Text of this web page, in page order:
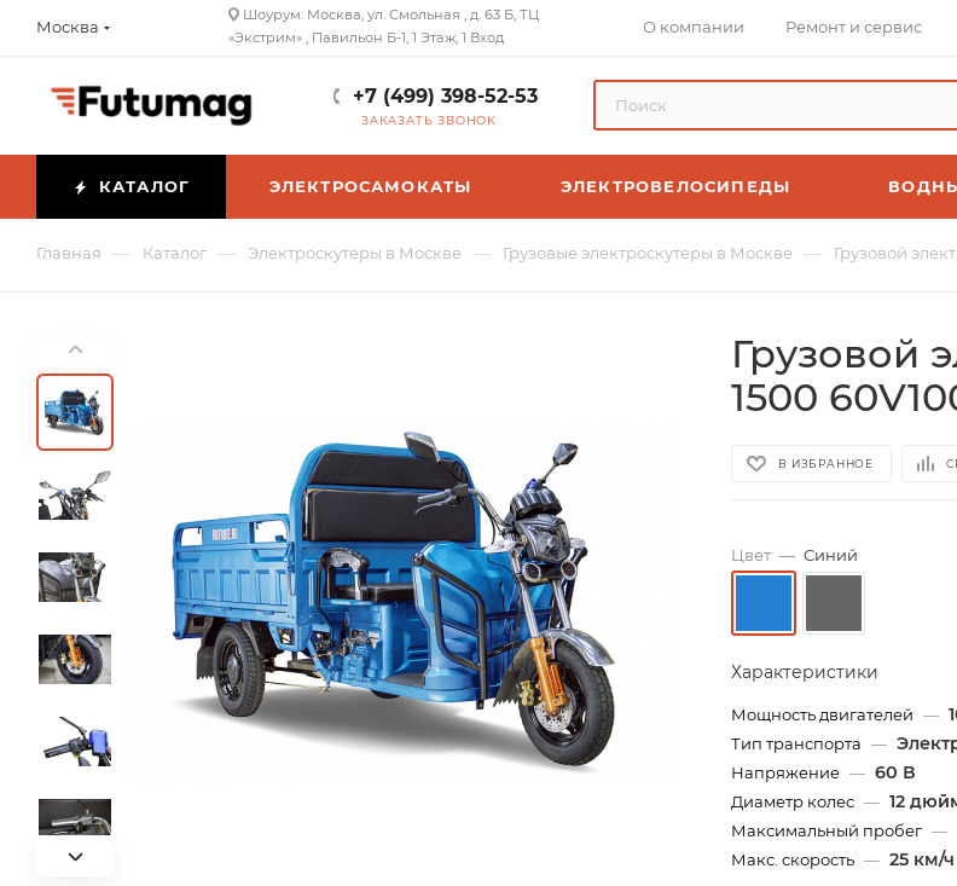
Москва
Шоурум: Москва, ул. Смольная , д. 63 Б, ТЦ
«Экстрим» , Павильон Б-1, 1 Этаж, 1 Вход
О компании Ремонт и сервис
+7 (499) 398-52-53
ЗАКАЗАТЬ ЗВОНОК
КАТАЛОГ ЭЛЕКТРОСАМОКАТЫ ЭЛЕКТРОВЕЛОСИПЕДЫ
Главная — Каталог — Электроскутеры в Москве — Грузовые электроскутеры в Москве — Грузовой
Грузовой
1500
В ИЗБРАННОЕ
Цвет — Синий
Характеристики
Мощность двигателей —
Тип транспорта —
Напряжение — 60 В
Диаметр колес — 12
Максимальный пробег —
Макс. скорость — 25 км/ч